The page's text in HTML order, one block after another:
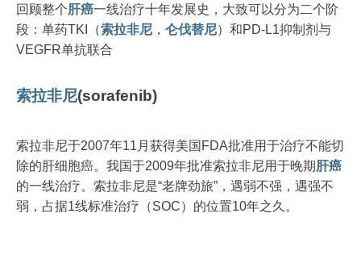
回顾整个肝癌一线治疗十年发展史，大致可以分为二个阶
段：单药TKI（索拉非尼 ， 仑伐替尼）和PD-L1抑制剂与
VEGFR单抗联合
索拉非尼(sorafenib)
索拉非尼于2007年11月获得美国FDA批准用于治疗不能切
除的肝细胞癌。我国于2009年批准索拉非尼用于晚期肝癌
的一线治疗。索拉非尼是“老牌劲旅”，遇弱不强，遇强不
弱，占据1线标准治疗（SOC）的位置10年之久。